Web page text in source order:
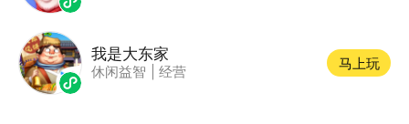
我是大东家
休闲益智 经营
马上玩